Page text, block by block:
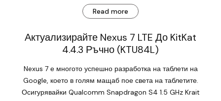
Read more
Актуализирайте Nexus 7 LTE До KitKat
4.4.3 Ръчно (KTU84L)
Nexus 7 е многото успешно разработка на таблети на
Google, което в голям мащаб пое света на таблетите.
Осигурявайки Qualcomm Snapdragon S4 1.5 GHz Krait